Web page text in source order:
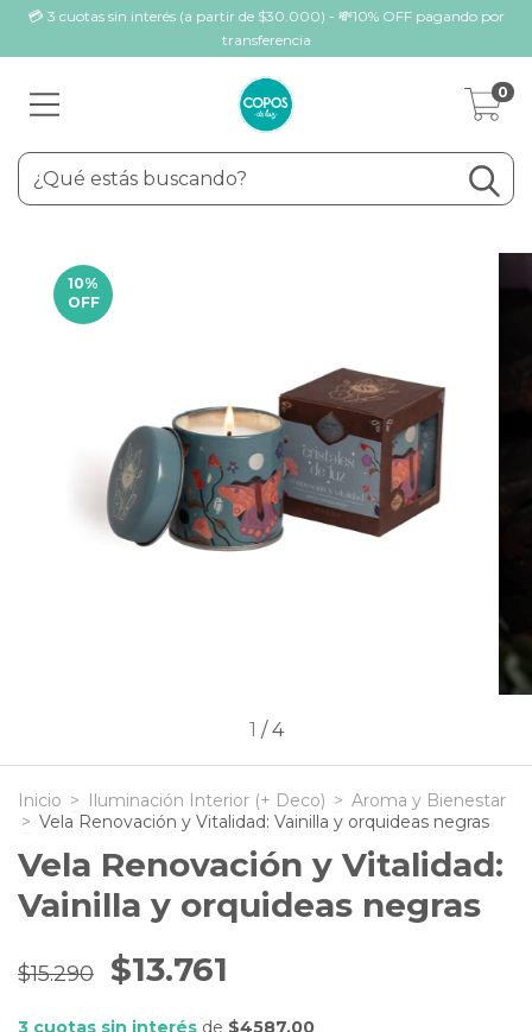
💳 3 cuotas sin interés (a partir de $30.000) - 💸10% OFF pagando por
transferencia
0
10%
OFF
1 /4
Inicio > Iluminación Interior (+ Deco) > Aroma y Bienestar
> Vela Renovación y Vitalidad: Vainilla y orquideas negras
Vela Renovación y Vitalidad:
Vainilla y orquideas negras
$15.290 $13.761
3 cuotas sin interés de $4587,00